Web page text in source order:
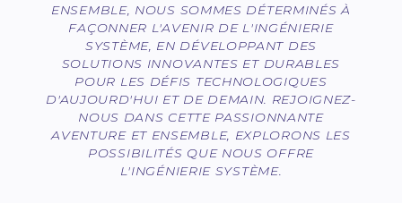
ENSEMBLE, NOUS SOMMES DÉTERMINÉS À
FAÇONNER L'AVENIR DE L'INGÉNIERIE
SYSTÈME, EN DÉVELOPPANT DES
SOLUTIONS INNOVANTES ET DURABLES
POUR LES DÉFIS TECHNOLOGIQUES
D'AUJOURD'HUI ET DE DEMAIN. REJOIGNEZ-
NOUS DANS CETTE PASSIONNANTE
AVENTURE ET ENSEMBLE, EXPLORONS LES
POSSIBILITÉS QUE NOUS OFFRE
L'INGÉNIERIE SYSTÈME.